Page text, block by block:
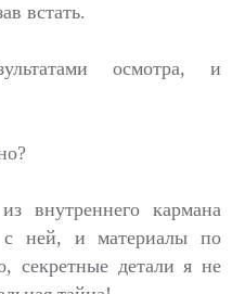
встать.
осмотра, и
внутреннего кармана
ней, и материалы по
секретные детали я не